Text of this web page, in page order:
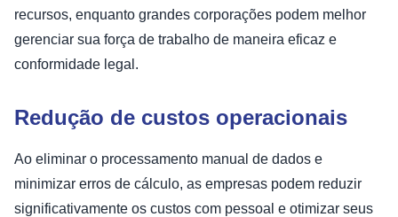
recursos, enquanto grandes corporações podem melhor
gerenciar sua força de trabalho de maneira eficaz e
conformidade legal.
Redução de custos operacionais
Ao eliminar o processamento manual de dados e
minimizar erros de cálculo, as empresas podem reduzir
significativamente os custos com pessoal e otimizar seus